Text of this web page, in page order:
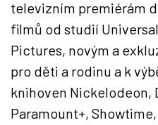
televizním premiérám
filmů od studií
Pictures, novým a
pro děti a rodinu a k
knihoven Nickelodeon,
Paramount+,